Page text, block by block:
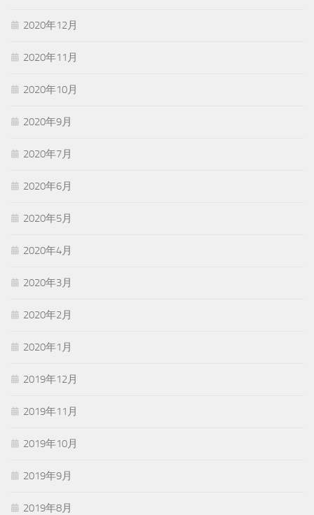
2020年12月
2020年11月
2020年10月
2020年9月
2020年7月
2020年6月
2020年5月
2020年4月
2020年3月
2020年2月
2020年1月
2019年12月
2019年11月
2019年10月
2019年9月
2019年8月